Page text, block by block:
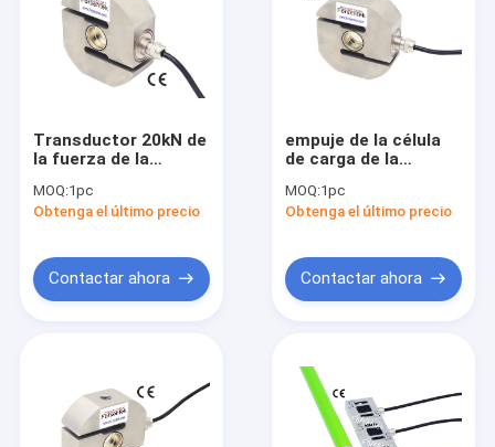
Transductor 20kN de
la fuerza de la
de carga de la
tracción del sensor
tracción 10kN
MOQ:1pc
Obtenga el último precio
Contactar ahora
empuje de la célula
de carga de la
1000kg y célula de
carga del tirón
MOQ:1pc
Obtenga el último precio
Contactar ahora